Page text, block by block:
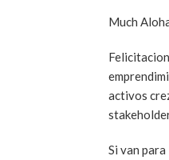
Much
activos
Si van